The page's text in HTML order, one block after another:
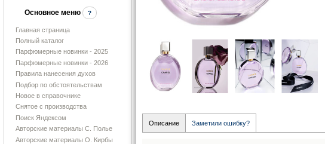
Основное меню ?
Главная страница
Полный каталог
Парфюмерные новинки - 2025
Парфюмерные новинки - 2026
Правила нанесения духов
Подбор по обстоятельствам
Новое в справочнике
Снятое с производства
Поиск Яндексом
Авторские материалы С. Полье
Авторские материалы О. Кирбы
Описание Заметили ошибку?